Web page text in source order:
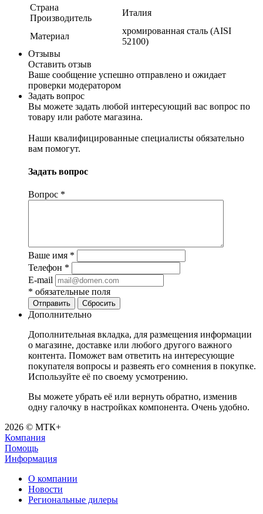
Страна
Производитель
Италия
Материал
хромированная сталь (AISI
52100)
Отзывы
Оставить отзыв
Ваше сообщение успешно отправлено и ожидает
проверки модератором
Задать вопрос
Вы можете задать любой интересующий вас вопрос по
товару или работе магазина.
Наши квалифицированные специалисты обязательно
вам помогут.
Задать вопрос
Вопрос *
Ваше имя *
Телефон *
E-mail
* обязательные поля
Отправить Сбросить
Дополнительно
Дополнительная вкладка, для размещения информации
о магазине, доставке или любого другого важного
контента. Поможет вам ответить на интересующие
покупателя вопросы и развеять его сомнения в покупке.
Используйте её по своему усмотрению.
Вы можете убрать её или вернуть обратно, изменив
одну галочку в настройках компонента. Очень удобно.
2026 © МТК+
Компания
Помощь
Информация
О компании
Новости
Региональные дилеры